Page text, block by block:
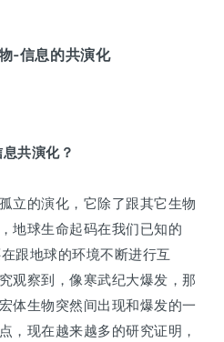
-信息的共演化
息共演化？
立的演化，它除了跟其它生物
地球生命起码在我们已知的
跟地球的环境不断进行互
观察到，像寒武纪大爆发，那
体生物突然间出现和爆发的一
，现在越来越多的研究证明，